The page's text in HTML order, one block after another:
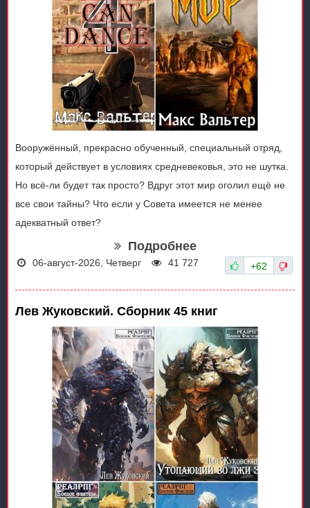
Вооружённый, прекрасно обученный, специальный отряд,
который действует в условиях средневековья, это не шутка.
Но всё-ли будет так просто? Вдруг этот мир оголил ещё не
все свои тайны? Что если у Совета имеется не менее
адекватный ответ?
Подробнее
06-август-2026, Четверг 41 727 +62
Лев Жуковский. Сборник 45 книг